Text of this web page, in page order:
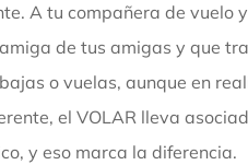
A tu compañera de vuelo
de tus amigas y que
o vuelas, aunque en
el VOLAR lleva
y eso marca la diferencia.